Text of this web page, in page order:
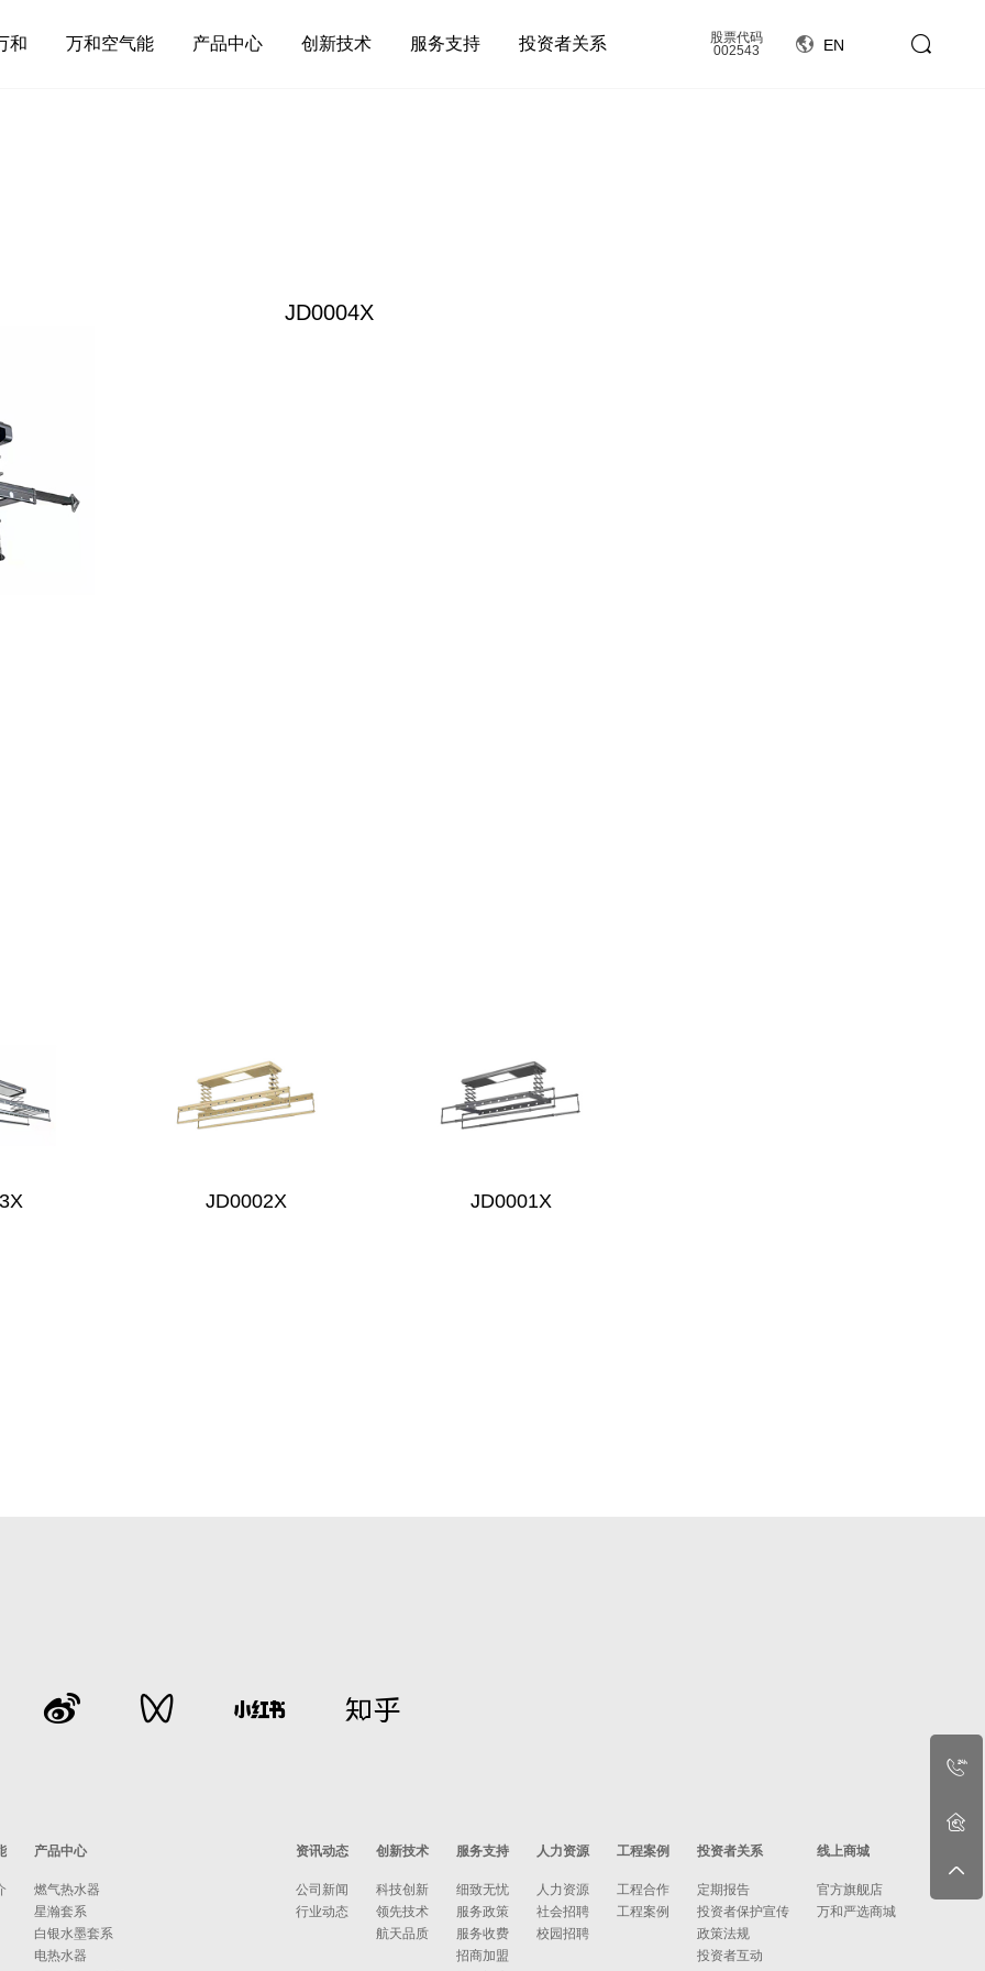
和 万和空气能 产品中心 创新技术 服务支持 投资者关系
股票代码
002543
EN
JD0004X
JD0002X JD0001X
产品中心
燃气热水器
星瀚套系
白银水墨套系
电热水器
资讯动态
公司新闻
行业动态
创新技术
科技创新
领先技术
航天品质
服务支持
细致无忧
服务政策
服务收费
招商加盟
人力资源
人力资源
社会招聘
校园招聘
工程案例
工程合作
工程案例
投资者关系
定期报告
投资者保护宣传
政策法规
投资者互动
线上商城
官方旗舰店
万和严选商城